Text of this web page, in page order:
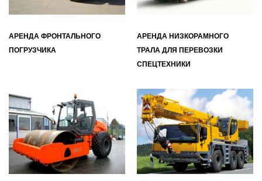
АРЕНДА ФРОНТАЛЬНОГО
ПОГРУЗЧИКА
АРЕНДА НИЗКОРАМНОГО
ТРАЛА ДЛЯ ПЕРЕВОЗКИ
СПЕЦТЕХНИКИ